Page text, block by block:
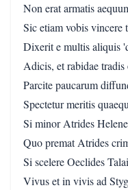
Non erat armatis
Sic etiam vobis vincere
Dixerit e multis aliquis
Adicis, et rabidae tradis
Parcite paucarum
Spectetur meritis
Si minor Atrides
Quo premat Atrides
Si scelere Oeclides
Vivus et in vivis ad